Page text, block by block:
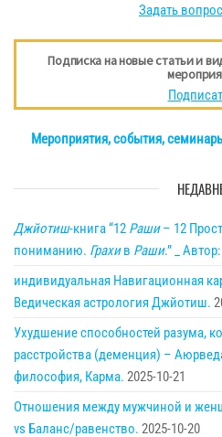
Задать
Подписка на новые статьи и
Мероприятия, события,
Джйотиш-книга “12 Раши– 12
пониманию. Грахив Раши.” _
индивидуальная Навигационная
Ведическая астрология Джйотиш.
Ухудшение способностей разума,
расстройства (деменция) –
философия, Карма. 2025-10-21
Отношения между мужчиной и
vs Баланс/равенство. 2025-10-20